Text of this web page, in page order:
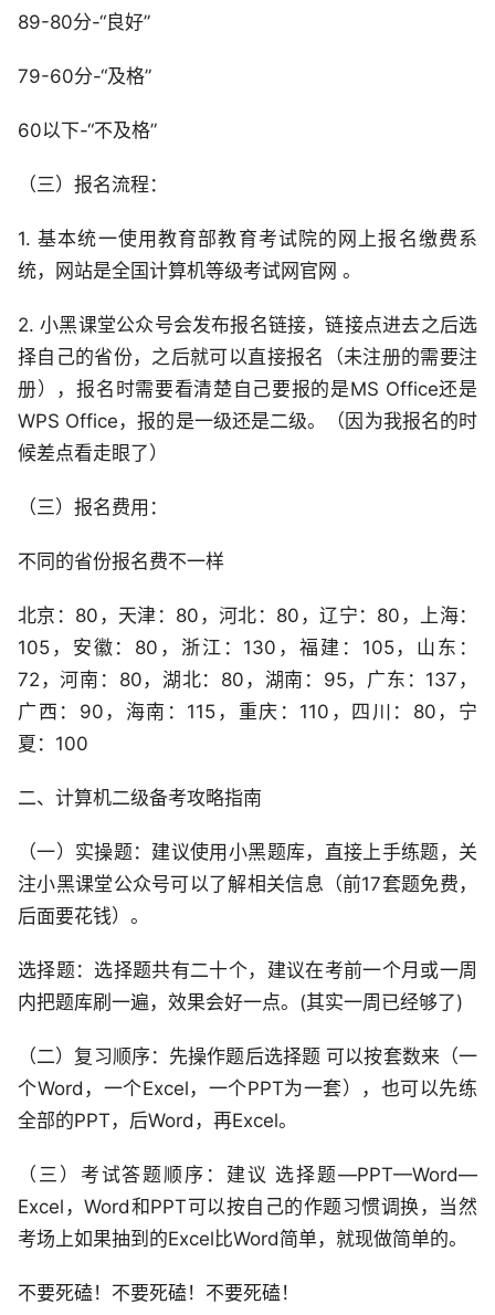
89-80分-“良好”
79-60分-“及格”
60以下-“不及格”
（三）报名流程：
1. 基本统一使用教育部教育考试院的网上报名缴费系
统，网站是全国计算机等级考试网官网 。
2. 小黑课堂公众号会发布报名链接，链接点进去之后选
择自己的省份，之后就可以直接报名（未注册的需要注
册），报名时需要看清楚自己要报的是MS Office还是
WPS Office，报的是一级还是二级。（因为我报名的时
候差点看走眼了）
（三）报名费用：
不同的省份报名费不一样
北京：80，天津：80，河北：80，辽宁：80，上海：
105，安徽：80，浙江：130，福建：105，山东：
72，河南：80，湖北：80，湖南：95，广东：137，
广西：90，海南：115，重庆：110，四川：80，宁
夏：100
二、计算机二级备考攻略指南
（一）实操题：建议使用小黑题库，直接上手练题，关
注小黑课堂公众号可以了解相关信息（前17套题免费，
后面要花钱）。
选择题：选择题共有二十个，建议在考前一个月或一周
内把题库刷一遍，效果会好一点。(其实一周已经够了)
（二）复习顺序：先操作题后选择题 可以按套数来（一
个Word，一个Excel，一个PPT为一套），也可以先练
全部的PPT，后Word，再Excel。
（三）考试答题顺序：建议 选择题—PPT—Word—
Excel，Word和PPT可以按自己的作题习惯调换，当然
考场上如果抽到的Excel比Word简单，就现做简单的。
不要死磕！不要死磕！不要死磕！